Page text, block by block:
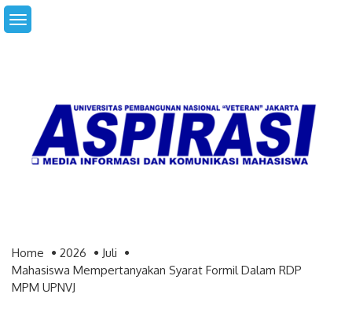
Skip
to
Home 2026
Juli
Mahasiswa Mempertanyakan Syarat Formil Dalam RDP
MPM UPNVJ